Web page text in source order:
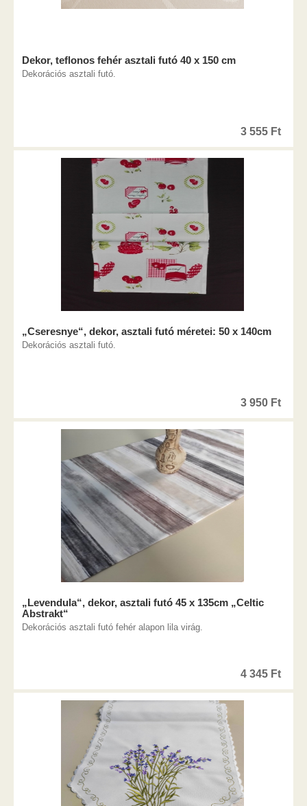
Dekor, teflonos fehér asztali futó 40 x 150 cm
Dekorációs asztali futó.
3 555 Ft
„Cseresnye“, dekor, asztali futó méretei: 50 x 140cm
Dekorációs asztali futó.
3 950 Ft
„Levendula“, dekor, asztali futó 45 x 135cm „Celtic
Abstrakt“
Dekorációs asztali futó fehér alapon lila virág.
4 345 Ft